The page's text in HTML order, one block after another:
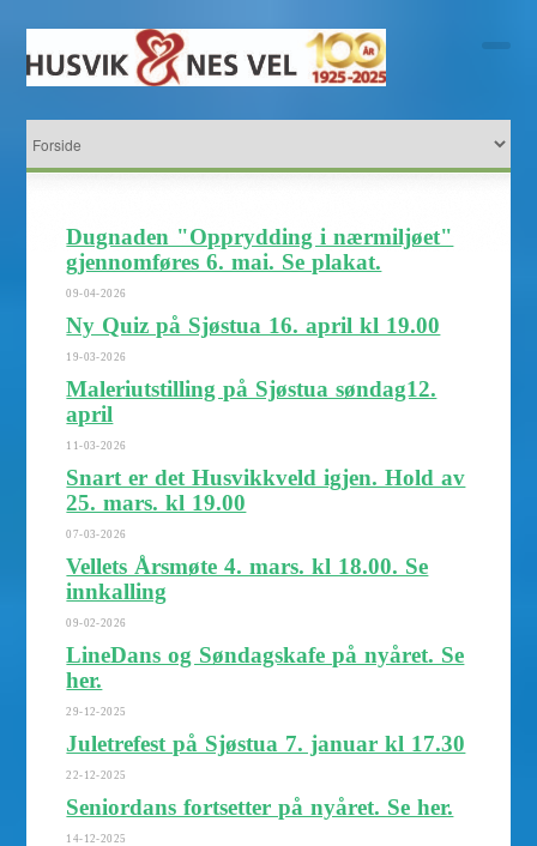
Dugnaden "Opprydding i nærmiljøet"
gjennomføres 6. mai. Se plakat.
09-04-2026
Ny Quiz på Sjøstua 16. april kl 19.00
19-03-2026
Maleriutstilling på Sjøstua søndag12.
april
11-03-2026
Snart er det Husvikkveld igjen. Hold av
25. mars. kl 19.00
07-03-2026
Vellets Årsmøte 4. mars. kl 18.00. Se
innkalling
09-02-2026
LineDans og Søndagskafe på nyåret. Se
her.
29-12-2025
Juletrefest på Sjøstua 7. januar kl 17.30
22-12-2025
Seniordans fortsetter på nyåret. Se her.
14-12-2025